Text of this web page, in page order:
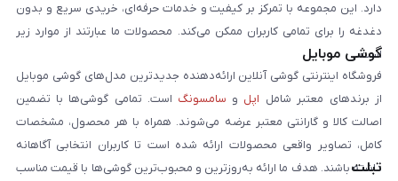
دارد. این مجموعه با تمرکز بر کیفیت و خدمات حرفه‌ای، خریدی سریع و بدون
دغدغه را برای تمامی کاربران ممکن می‌کند. محصولات ما عبارتند از موارد زیر
است:
گوشی موبایل
فروشگاه اینترنتی گوشی آنلاین ارائه‌دهنده جدیدترین مدل‌های گوشی موبایل
از برندهای معتبر شامل اپل و سامسونگ است. تمامی گوشی‌ها با تضمین
اصالت کالا و گارانتی معتبر عرضه می‌شوند. همراه با هر محصول، مشخصات
کامل، تصاویر واقعی محصولات ارائه شده است تا کاربران انتخابی آگاهانه
داشته باشند. هدف ما ارائه به‌روزترین و محبوب‌ترین گوشی‌ها با قیمت مناسب
تبلت